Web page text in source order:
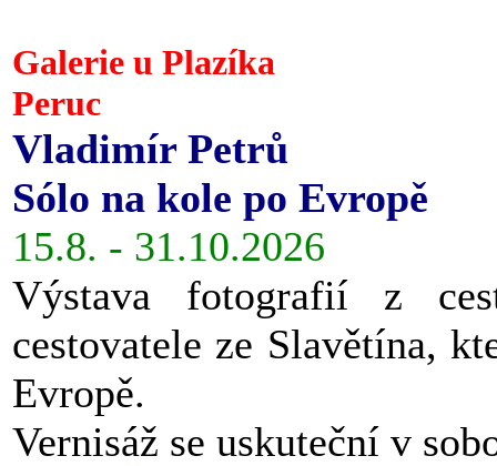
Galerie u Plazíka
Peruc
Vladimír Petrů
Sólo na kole po Evropě
15.8. - 31.10.2026
Výstava fotografií z
cestovatele ze Slavětína,
Evropě.
Vernisáž se uskuteční v